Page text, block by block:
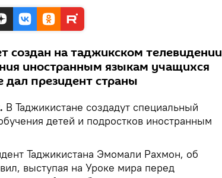
создан на таджикском телевидении
иностранным языкам учащихся
президент страны
В Таджикистане создадут специальный
детей и подростков иностранным
Таджикистана Эмомали Рахмон, об
выступая на Уроке мира перед